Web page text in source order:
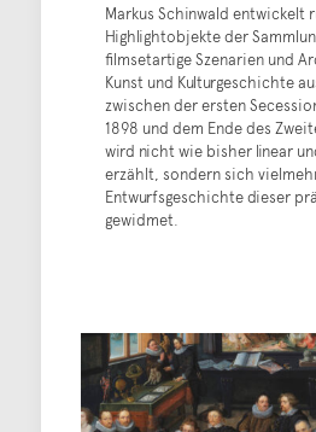
Markus Schinwald entwickelt
Highlightobjekte der
filmsetartige Szenarien und
Kunst und Kulturgeschichte
zwischen der ersten
1898 und dem Ende des
wird nicht wie bisher linear
erzählt, sondern sich
Entwurfsgeschichte dieser
gewidmet.